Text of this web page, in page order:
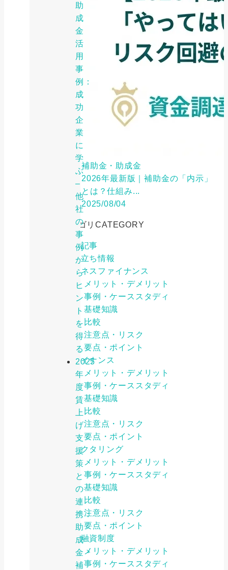
助
成
金
活
用
事
例：
成
功
企
業
に
学
ぶ
–
他
社
の
事
例
か
ら
ヒ
ン
ト
を
得
る
2025
年
度
賃
上
げ
支
援
策
と
の
連
携：
助
成
金・
補
補助金・助成金
2026年最新版｜補助金の「内示」
とは？仕組み...
2025/08/04
カテゴリCATEGORY
特集記事
お役立ち情報
ビジネスファイナンス
メリット・デメリット
事例・ケーススタディ
基礎知識
比較
注意点・リスク
要点・ポイント
ファイナンス
メリット・デメリット
事例・ケーススタディ
基礎知識
比較
注意点・リスク
要点・ポイント
ファクタリング
メリット・デメリット
事例・ケーススタディ
基礎知識
比較
注意点・リスク
要点・ポイント
公的融資制度
メリット・デメリット
事例・ケーススタディ